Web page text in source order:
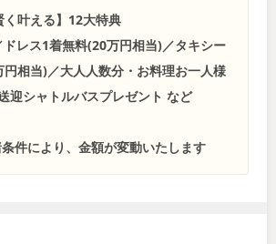
叶える】12大特典
レス1着無料(20万円相当)／タキシー
円相当)／大人人数分・お料理お一人様
迎シャトルバスプレゼント など
件により、金額が変動いたします